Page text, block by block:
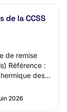
de la CCSS
de remise
Référence :
des
2026